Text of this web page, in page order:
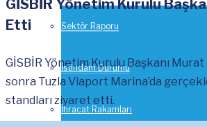
Sektör Raporu
İstihdam Durumu
İhracat Rakamları
GİSBİR Yönetim Kurulu
Etti
GİSBİR Yönetim Kurulu Başkanı
sonra Tuzla Viaport Marina’da
standları ziyaret etti.